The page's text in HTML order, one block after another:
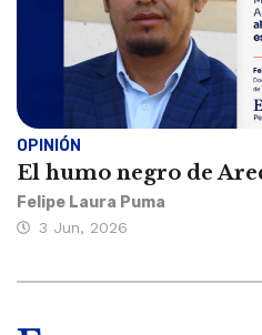
OPINIÓN
El humo negro de
Felipe Laura Puma
3 Jun, 2026